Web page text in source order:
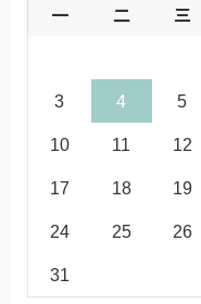
一
二 三
3 4 5
10 11 12
17 18 19
24 25 26
31